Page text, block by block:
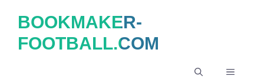
contenu
BOOKMAKER-
FOOTBALL.COM
MENU